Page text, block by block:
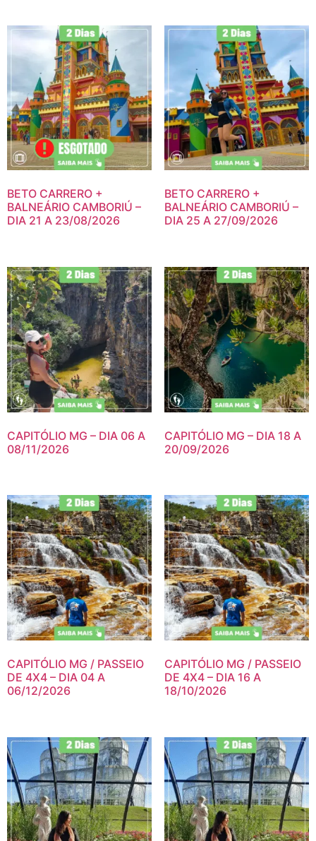
BETO CARRERO +
BALNEÁRIO CAMBORIÚ –
DIA 21 A 23/08/2026
BETO CARRERO +
BALNEÁRIO CAMBORIÚ –
DIA 25 A 27/09/2026
CAPITÓLIO MG – DIA 06 A
08/11/2026
CAPITÓLIO MG – DIA 18 A
20/09/2026
CAPITÓLIO MG / PASSEIO
DE 4X4 – DIA 04 A
06/12/2026
CAPITÓLIO MG / PASSEIO
DE 4X4 – DIA 16 A
18/10/2026